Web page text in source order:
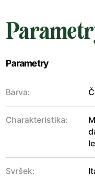
Parametry
Barva:
Charakteristika:
Svršek: